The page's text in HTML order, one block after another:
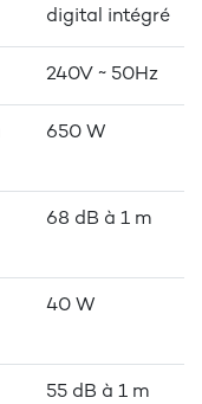
digital intégré
240V ~ 50Hz
650 W
68 dB à 1 m
40 W
55 dB à 1 m